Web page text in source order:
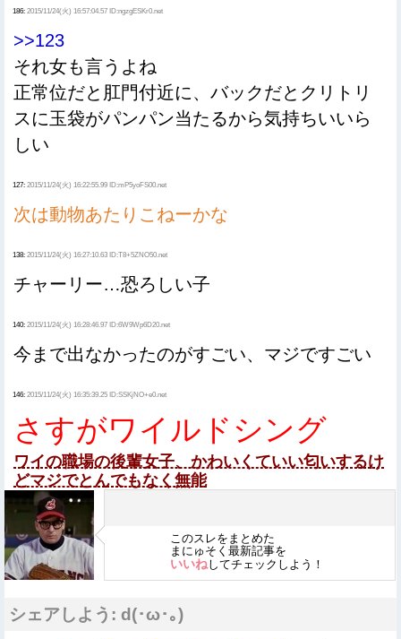
186: 2015/11/24(火) 16:57:04.57 ID:ngzgESKr0.net
>>123
それ女も言うよね
正常位だと肛門付近に、バックだとクリトリ
スに玉袋がパンパン当たるから気持ちいいら
しい
127: 2015/11/24(火) 16:22:55.99 ID:mP5yoFS00.net
次は動物あたりこねーかな
138: 2015/11/24(火) 16:27:10.63 ID:T8+5ZNO50.net
チャーリー…恐ろしい子
140: 2015/11/24(火) 16:28:46.97 ID:6W9Wp6D20.net
今まで出なかったのがすごい、マジですごい
146: 2015/11/24(火) 16:35:39.25 ID:SSKjNO+e0.net
さすがワイルドシング
ワイの職場の後輩女子、かわいくていい匂いするけ
どマジでとんでもなく無能
このスレをまとめた
まにゅそく最新記事を
いいねしてチェックしよう！
シェアしよう: d(･ω･｡)